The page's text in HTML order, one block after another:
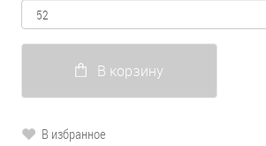
В корзину
В избранное